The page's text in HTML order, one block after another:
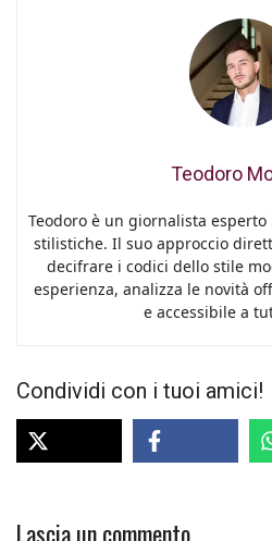
Teodoro
Teodoro è un giornalista
stilistiche. Il suo approccio
decifrare i codici dello stile
esperienza, analizza le novità
e accessibile a
Condividi con i tuoi amici!
Lascia un commento